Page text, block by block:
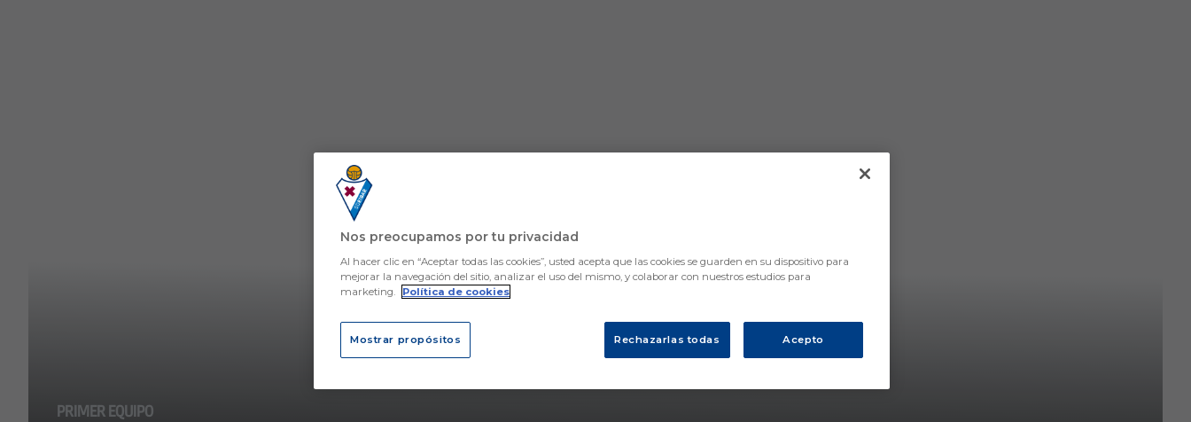
PRIMER EQUIPO
Nos preocupamos por tu privacidad
Al hacer clic en “Aceptar todas las cookies”, usted acepta que las cookies se guarden en su dispositivo para
mejorar la navegación del sitio, analizar el uso del mismo, y colaborar con nuestros estudios para
marketing.
Política de cookies
Mostrar propósitos Rechazarlas todas Acepto